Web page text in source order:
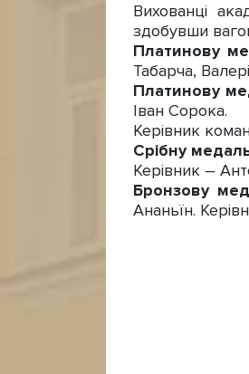
Вихованці
здобувши
Платинову
Табарча,
Платинову
Іван Сорока.
Керівник
Срібну
Керівник –
Бронзову
Ананьїн.